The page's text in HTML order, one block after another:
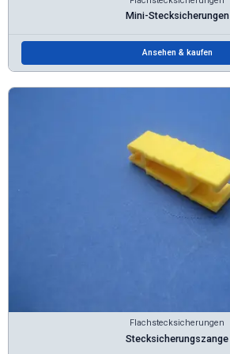
Mini-Stecksicherungen
Ansehen & kaufen
Flachstecksicherungen
Stecksicherungszange